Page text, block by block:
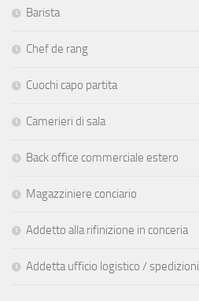
Barista
Chef de rang
Cuochi capo partita
Camerieri di sala
Back office commerciale estero
Magazziniere conciario
Addetto alla rifinizione in conceria
Addetta ufficio logistico / spedizioni